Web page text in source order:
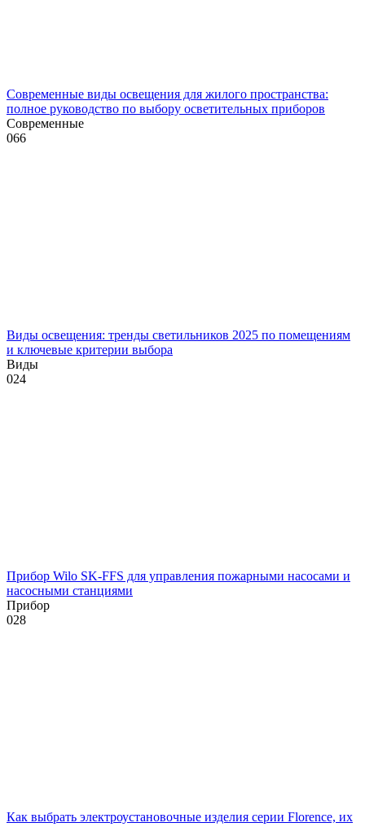
Современные виды освещения для жилого пространства:
полное руководство по выбору осветительных приборов
Современные
066
Виды освещения: тренды светильников 2025 по помещениям
и ключевые критерии выбора
Виды
024
Прибор Wilo SK-FFS для управления пожарными насосами и
насосными станциями
Прибор
028
Как выбрать электроустановочные изделия серии Florence, их